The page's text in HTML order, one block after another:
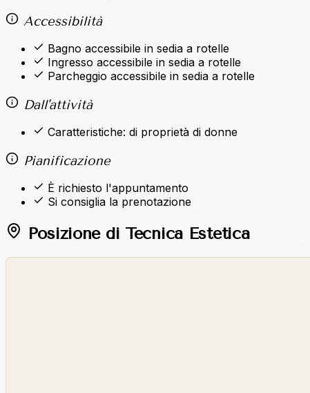
Accessibilità
Bagno accessibile in sedia a rotelle
Ingresso accessibile in sedia a rotelle
Parcheggio accessibile in sedia a rotelle
Dall'attività
Caratteristiche: di proprietà di donne
Pianificazione
È richiesto l'appuntamento
Si consiglia la prenotazione
Posizione di Tecnica Estetica